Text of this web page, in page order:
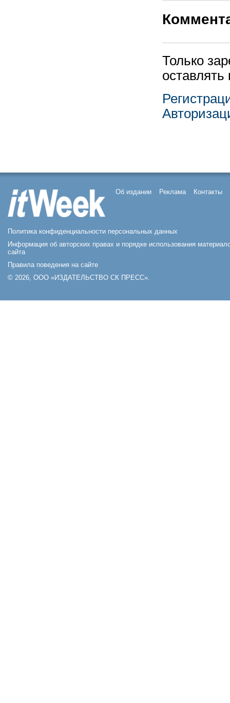
Только
Об издании Реклама Контакты
Политика конфиденциальности персональных данных
Информация об авторских правах и порядке использования
сайта
Правила поведения на сайте
© 2026, ООО «ИЗДАТЕЛЬСТВО СК ПРЕСС».